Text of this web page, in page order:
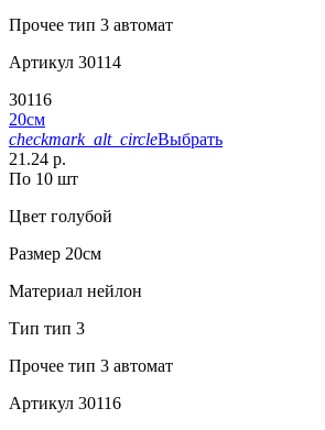
Прочее тип 3 автомат
Артикул 30114
30116
20см
checkmark_alt_circleВыбрать
21.24 р.
По 10 шт
Цвет голубой
Размер 20см
Материал нейлон
Тип тип 3
Прочее тип 3 автомат
Артикул 30116